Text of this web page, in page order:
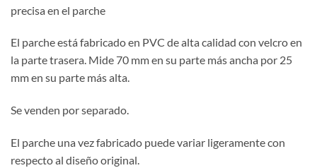
precisa en el parche
El parche está fabricado en PVC de alta calidad con velcro en
la parte trasera. Mide 70 mm en su parte más ancha por 25
mm en su parte más alta.
Se venden por separado.
El parche una vez fabricado puede variar ligeramente con
respecto al diseño original.